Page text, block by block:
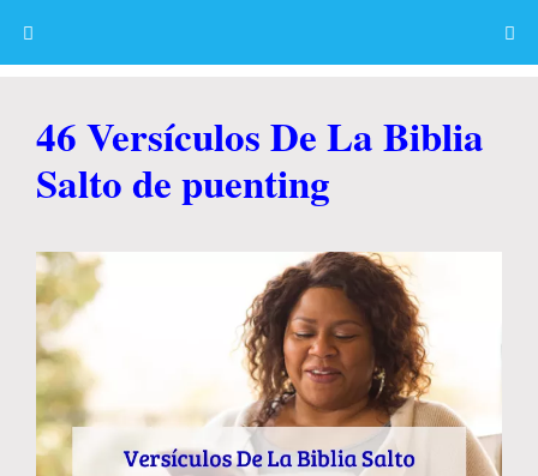
46 Versículos De La Biblia
Salto de puenting